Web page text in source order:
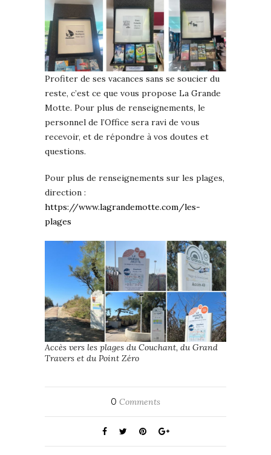
Profiter de ses vacances sans se soucier du
reste, c’est ce que vous propose La Grande
Motte. Pour plus de renseignements, le
personnel de l’Office sera ravi de vous
recevoir, et de répondre à vos doutes et
questions.
Pour plus de renseignements sur les plages,
direction :
https://www.lagrandemotte.com/les-
plages
Accès vers les plages du Couchant, du Grand
Travers et du Point Zéro
0 Comments